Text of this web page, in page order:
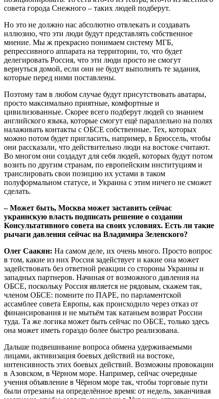
совета города Снежного – таких людей подберут.
Но это не должно нас абсолютно отвлекать и создавать
иллюзию, что эти люди будут представлять собственное
мнение. Мы ж прекрасно понимаем систему МГБ,
репрессивного аппарата на территории, то, что будет
делегировать Россия, что эти люди просто не смогут
вернуться домой, если они не будут выполнять те задания,
которые перед ними поставлены.
Поэтому там в любом случае будут присутствовать аватары,
просто максимально приятные, комфортные и
цивилизованные. Скорее всего подберут людей со знанием
английского языка, которые смогут ещё параллельно на полях
налаживать контакты с ОБСЕ собственные. Тех, которых
можно потом будет пригласить, например, в Брюссель, чтобы
они рассказали, что действительно люди на востоке считают.
Во многом они создадут для себя людей, которых будут потом
возить по другим странам, по европейским институциям и
транслировать свои позицию их устами в таком
полуформальном статусе, и Украина с этим ничего не сможет
сделать.
– Может быть, Москва может заставить сейчас
украинскую власть подписать решение о создании
Консультативного совета на своих условиях. Есть ли такие
рычаги давления сейчас на Владимира Зеленского?
Олег Саакян: На самом деле, их очень много. Просто вопрос
в том, какие из них Россия задействует и какие она может
задействовать без ответной реакции со стороны Украины и
западных партнеров. Начиная от возможного давления на
ОБСЕ, поскольку Россия является не рядовым, скажем так,
членом ОБСЕ: помните по ПАРЕ, по парламентской
ассамблее совета Европы, как происходило через отказ от
финансирования и не мытьём так катаньем возврат России
туда. Та же логика может быть сейчас по ОБСЕ, только здесь
она может иметь гораздо более быстро реализована.
Дальше подвешивание вопроса обмена удерживаемыми
лицами, активизация боевых действий на востоке,
интенсивность этих боевых действий. Возможны провокации
в Азовском, в Чёрном море. Например, сейчас очередные
учения объявление в Чёрном море так, чтобы торговые пути
были отрезаны на определённое время: от недель, заканчивая